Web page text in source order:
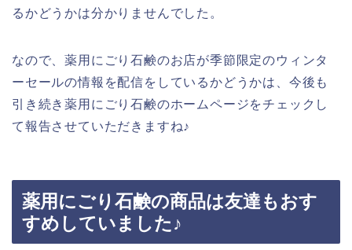
るかどうかは分かりませんでした。
なので、薬用にごり石鹸のお店が季節限定のウィンタ
ーセールの情報を配信をしているかどうかは、今後も
引き続き薬用にごり石鹸のホームページをチェックし
て報告させていただきますね♪
薬用にごり石鹸の商品は友達もおす
すめしていました♪